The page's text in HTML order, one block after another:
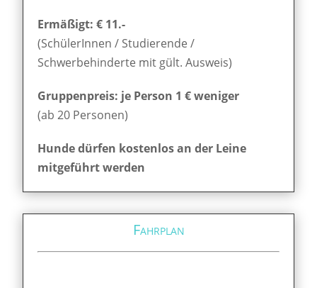
Ermäßigt: € 11.-
(SchülerInnen / Studierende /
Schwerbehinderte mit gült. Ausweis)
Gruppenpreis: je Person 1 € weniger
(ab 20 Personen)
Hunde dürfen kostenlos an der Leine
mitgeführt werden
Fahrplan